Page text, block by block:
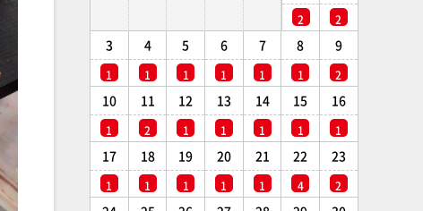
2 2
3
1
4
1
5
1
6
1
7
1
8
1
9
2
10
1
11
2
12
1
13
1
14
1
15
1
16
1
17
1
18
1
19
1
20
1
21
1
22
4
23
2